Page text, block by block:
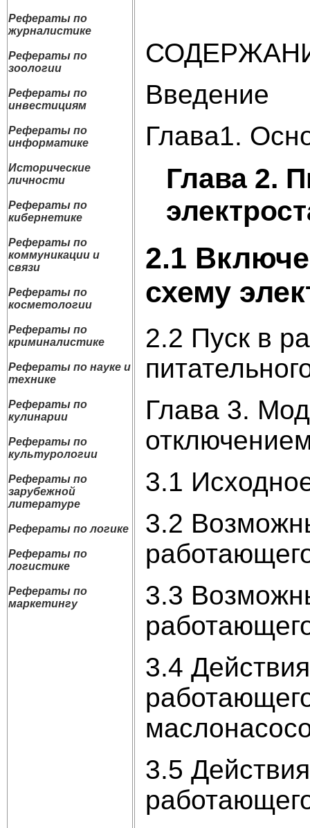
Рефераты по
журналистике
Рефераты по
зоологии
Рефераты по
инвестициям
Рефераты по
информатике
Исторические
личности
Рефераты по
кибернетике
Рефераты по
коммуникации и
связи
Рефераты по
косметологии
Рефераты по
криминалистике
Рефераты по науке и
технике
Рефераты по
кулинарии
Рефераты по
культурологии
Рефераты по
зарубежной
литературе
Рефераты по логике
Рефераты по
логистике
Рефераты по
маркетингу
Введение
Глава1.
Глава 2.
2.1
схему
2.2 Пуск в
Глава 3.
3.1
3.2
3.3
3.4
3.5